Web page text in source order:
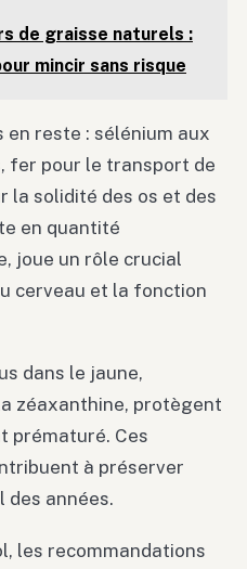
de graisse naturels :
mincir sans risque
en reste : sélénium aux
fer pour le transport de
la solidité des os et des
en quantité
joue un rôle crucial
cerveau et la fonction
dans le jaune,
zéaxanthine, protègent
prématuré. Ces
à préserver
années.
les recommandations